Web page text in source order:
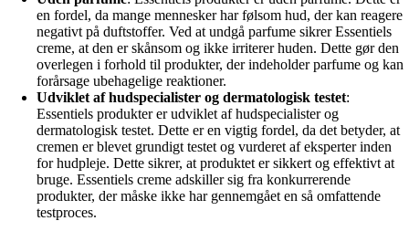
en fordel, da mange mennesker har følsom hud, der kan reagere
negativt på duftstoffer. Ved at undgå parfume sikrer Essentiels
creme, at den er skånsom og ikke irriterer huden. Dette gør den
overlegen i forhold til produkter, der indeholder parfume og kan
forårsage ubehagelige reaktioner.
Udviklet af hudspecialister og dermatologisk testet:
Essentiels produkter er udviklet af hudspecialister og
dermatologisk testet. Dette er en vigtig fordel, da det betyder, at
cremen er blevet grundigt testet og vurderet af eksperter inden
for hudpleje. Dette sikrer, at produktet er sikkert og effektivt at
bruge. Essentiels creme adskiller sig fra konkurrerende
produkter, der måske ikke har gennemgået en så omfattende
testproces.